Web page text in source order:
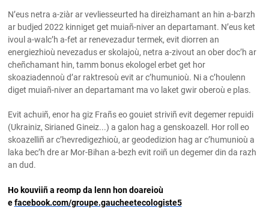
N’eus netra a-ziàr ar vevliesseurted ha direizhamant an hin a-barzh
ar budjed 2022 kinniget get muiañ-niver an departamant. N’eus ket
ivoul a-walc’h a-fet ar renevezadur termek, evit diorren an
energiezhioù nevezadus er skolajoù, netra a-zivout an ober doc’h ar
cheñchamant hin, tamm bonus ekologel erbet get hor
skoaziadennoù d’ar raktresoù evit ar c’humunioù. Ni a c’houlenn
diget muiañ-niver an departamant ma vo laket gwir oberoù e plas.
Evit achuiñ, enor ha giz Frañs eo gouiet striviñ evit degemer repuidi
(Ukrainiz, Sirianed Gineiz...) a galon hag a genskoazell. Hor roll eo
skoazelliñ ar c’hevredigezhioù, ar geodedizion hag ar c’humunioù a
laka bec’h dre ar Mor-Bihan a-bezh evit roiñ un degemer din da razh
an dud.
Ho kouviiñ a reomp da lenn hon doareioù
efacebook.com/groupe.gaucheetecologiste5